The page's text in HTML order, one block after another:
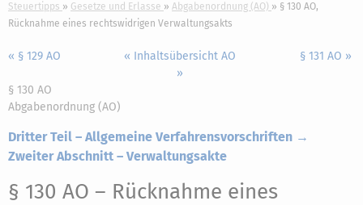
Steuertipps Gesetze und Erlasse Abgabenordnung (AO)
§ 130 AO,
Rücknahme eines rechtswidrigen Verwaltungsakts
« § 129 AO
« Inhaltsübersicht AO
»
§ 131 AO »
§ 130 AO
Abgabenordnung (AO)
Dritter Teil – Allgemeine Verfahrensvorschriften →
Zweiter Abschnitt – Verwaltungsakte
§ 130 AO – Rücknahme eines